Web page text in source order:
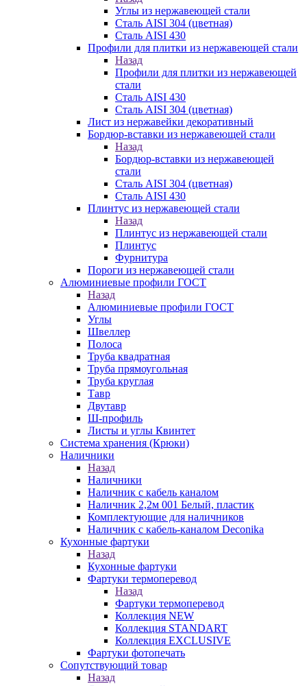
Углы из нержавеющей стали
Сталь AISI 304 (цветная)
Сталь AISI 430
Профили для плитки из нержавеющей стали
Назад
Профили для плитки из нержавеющей
стали
Сталь AISI 430
Сталь AISI 304 (цветная)
Лист из нержавейки декоративный
Бордюр-вставки из нержавеющей стали
Назад
Бордюр-вставки из нержавеющей
стали
Сталь AISI 304 (цветная)
Сталь AISI 430
Плинтус из нержавеющей стали
Назад
Плинтус из нержавеющей стали
Плинтус
Фурнитура
Пороги из нержавеющей стали
Алюминиевые профили ГОСТ
Назад
Алюминиевые профили ГОСТ
Углы
Швеллер
Полоса
Труба квадратная
Труба прямоугольная
Труба круглая
Тавр
Двутавр
Ш-профиль
Листы и углы Квинтет
Система хранения (Крюки)
Наличники
Назад
Наличники
Наличник с кабель каналом
Наличник 2,2м 001 Белый, пластик
Комплектующие для наличников
Наличник с кабель-каналом Deconika
Кухонные фартуки
Назад
Кухонные фартуки
Фартуки термоперевод
Назад
Фартуки термоперевод
Коллекция NEW
Коллекция STANDART
Коллекция EXCLUSIVE
Фартуки фотопечать
Сопутствующий товар
Назад